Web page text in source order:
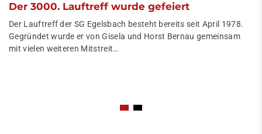
Der 3000. Lauftreff wurde gefeiert
Der Lauftreff der SG Egelsbach besteht bereits seit April 1978.
Gegründet wurde er von Gisela und Horst Bernau gemeinsam
mit vielen weiteren Mitstreit…